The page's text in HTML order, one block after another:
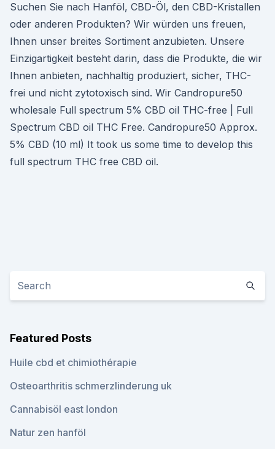
Suchen Sie nach Hanföl, CBD-Öl, den CBD-Kristallen
oder anderen Produkten? Wir würden uns freuen,
Ihnen unser breites Sortiment anzubieten. Unsere
Einzigartigkeit besteht darin, dass die Produkte, die wir
Ihnen anbieten, nachhaltig produziert, sicher, THC-
frei und nicht zytotoxisch sind. Wir Candropure50
wholesale Full spectrum 5% CBD oil THC-free | Full
Spectrum CBD oil THC Free. Candropure50 Approx.
5% CBD (10 ml) It took us some time to develop this
full spectrum THC free CBD oil.
Featured Posts
Huile cbd et chimiothérapie
Osteoarthritis schmerzlinderung uk
Cannabisöl east london
Natur zen hanföl